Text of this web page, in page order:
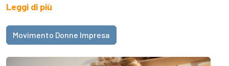
Leggi di più
Movimento Donne Impresa